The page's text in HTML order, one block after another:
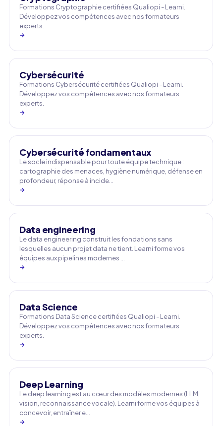
Formations Cryptographie certifiées Qualiopi - Learni.
Développez vos compétences avec nos formateurs
experts.
→
Cybersécurité
Formations Cybersécurité certifiées Qualiopi - Learni.
Développez vos compétences avec nos formateurs
experts.
→
Cybersécurité fondamentaux
Le socle indispensable pour toute équipe technique :
cartographie des menaces, hygiène numérique, défense en
profondeur, réponse à incide…
→
Data engineering
Le data engineering construit les fondations sans
lesquelles aucun projet data ne tient. Learni forme vos
équipes aux pipelines modernes …
→
Data Science
Formations Data Science certifiées Qualiopi - Learni.
Développez vos compétences avec nos formateurs
experts.
→
Deep Learning
Le deep learning est au cœur des modèles modernes (LLM,
vision, reconnaissance vocale). Learni forme vos équipes à
concevoir, entraîner e…
→